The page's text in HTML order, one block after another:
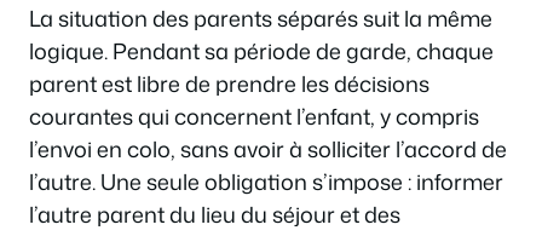
La situation des parents séparés suit la même
logique. Pendant sa période de garde, chaque
parent est libre de prendre les décisions
courantes qui concernent l’enfant, y compris
l’envoi en colo, sans avoir à solliciter l’accord de
l’autre. Une seule obligation s’impose : informer
l’autre parent du lieu du séjour et des